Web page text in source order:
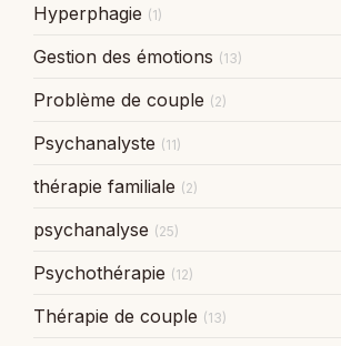
Hyperphagie (1)
Gestion des émotions (13)
Problème de couple (2)
Psychanalyste (11)
thérapie familiale (2)
psychanalyse (25)
Psychothérapie (12)
Thérapie de couple (13)